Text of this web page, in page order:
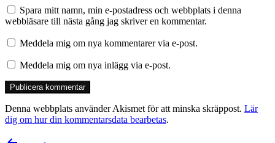
Spara mitt namn, min e-postadress och webbplats i denna
webbläsare till nästa gång jag skriver en kommentar.
Meddela mig om nya kommentarer via e-post.
Meddela mig om nya inlägg via e-post.
Denna webbplats använder Akismet för att minska skräppost. Lär
dig om hur din kommentarsdata bearbetas.